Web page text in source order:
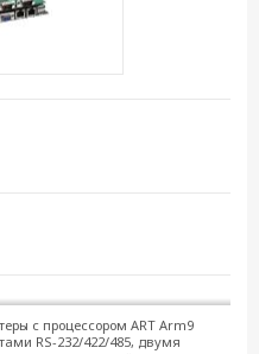
с процессором ART Arm9
RS-232/422/485, двумя